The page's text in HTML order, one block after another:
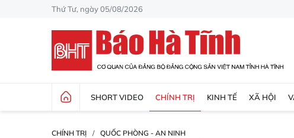
Thứ Tư, ngày 05/08/2026
SHORT VIDEO CHÍNH TRỊ KINH TẾ XÃ HỘI
CHÍNH TRỊ QUỐC PHÒNG - AN NINH